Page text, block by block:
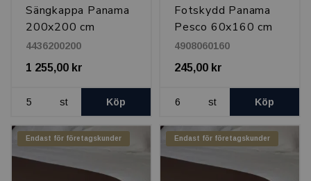
Sängkappa Panama
200x200 cm
4436200200
1 255,00 kr
st Köp
Fotskydd Panama
Pesco 60x160 cm
4908060160
245,00 kr
st Köp
Endast för företagskunder Endast för företagskunder